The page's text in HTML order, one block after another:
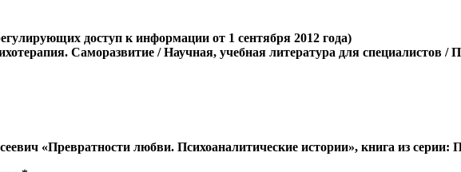
доступ к информации от 1 сентября 2012 года)
Саморазвитие / Научная, учебная литература для специалистов /
«Превратности любви. Психоаналитические истории», книга из серии: